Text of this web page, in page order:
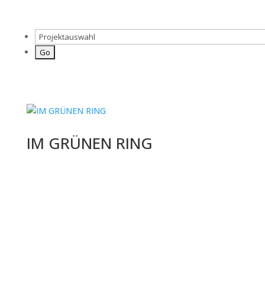
IM GRÜNEN RING